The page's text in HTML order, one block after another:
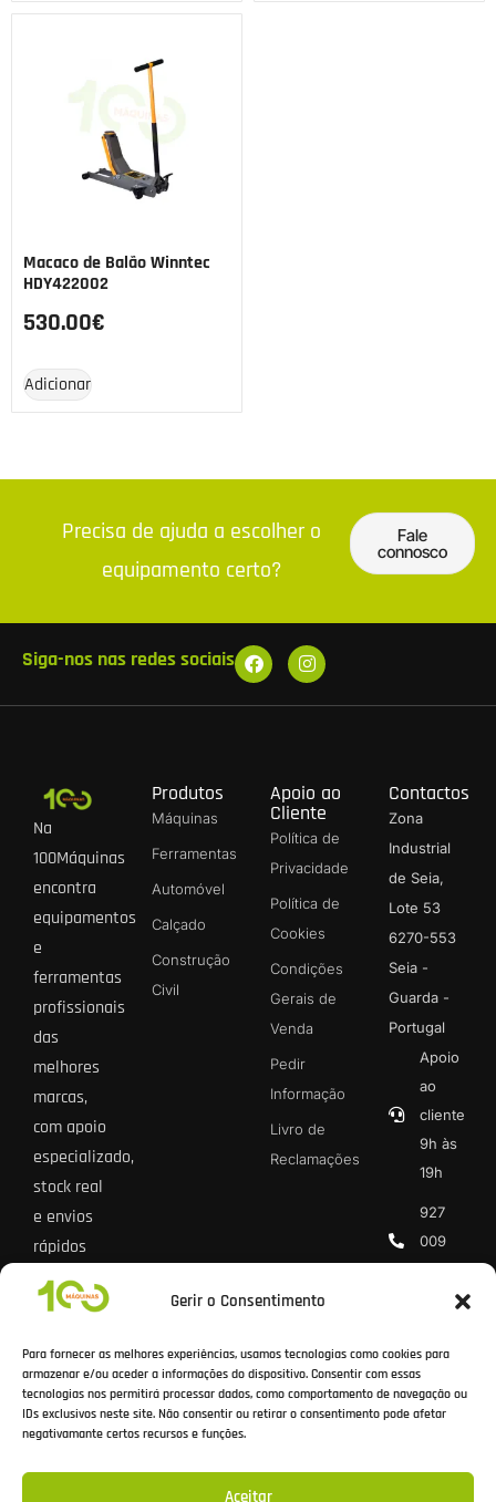
Gerir o Consentimento
Para fornecer as melhores experiências, usamos tecnologias como cookies para
armazenar e/ou aceder a informações do dispositivo. Consentir com essas
tecnologias nos permitirá processar dados, como comportamento de navegação ou
IDs exclusivos neste site. Não consentir ou retirar o consentimento pode afetar
negativamante certos recursos e funções.
Aceitar
Macaco de Balão Winntec
HDY422002
530.00€
Adicionar
Precisa de ajuda a escolher o
equipamento certo?
Fale
connosco
Siga-nos nas redes sociais
Na
100Máquinas
encontra
equipamentos
e
ferramentas
profissionais
das
melhores
marcas,
com apoio
especializado,
stock real
e envios
rápidos
para todo
o país.
Produtos
Máquinas
Ferramentas
Automóvel
Calçado
Construção
Civil
Apoio ao
Cliente
Política de
Privacidade
Política de
Cookies
Condições
Gerais de
Venda
Pedir
Informação
Livro de
Reclamações
Contactos
Zona
Industrial
de Seia,
Lote 53
6270-553
Seia -
Guarda -
Portugal
Apoio
ao
cliente
9h às
19h
927
009
rede móvel
nacional